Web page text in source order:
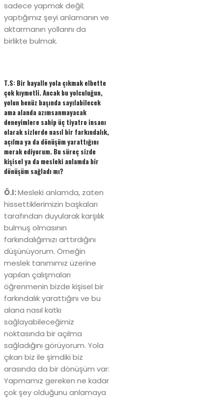
sadece yapmak değil;
yaptığımız şeyi anlamanın ve
aktarmanın yollarını da
birlikte bulmak.
T.S: Bir hayalle yola çıkmak elbette
çok kıymetli. Ancak bu yolculuğun,
yolun henüz başında sayılabilecek
ama alanda azımsanmayacak
deneyimlere sahip üç tiyatro insanı
olarak sizlerde nasıl bir farkındalık,
açılma ya da dönüşüm yarattığını
merak ediyorum. Bu süreç sizde
kişisel ya da mesleki anlamda bir
dönüşüm sağladı mı?
Ö.I:Mesleki anlamda, zaten
hissettiklerimizin başkaları
tarafından duyularak karşılık
bulmuş olmasının
farkındalığımızı arttırdığını
düşünüyorum. Örneğin
meslek tanımımız üzerine
yapılan çalışmaları
öğrenmenin bizde kişisel bir
farkındalık yarattığını ve bu
alana nasıl katkı
sağlayabileceğimiz
noktasında bir açılma
sağladığını görüyorum. Yola
çıkan biz ile şimdiki biz
arasında da bir dönüşüm var:
Yapmamız gereken ne kadar
çok şey olduğunu anlamaya